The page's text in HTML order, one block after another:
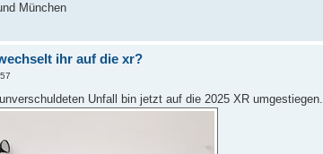
München
ihr auf die xr?
Unfall bin jetzt auf die 2025 XR umgestiegen.